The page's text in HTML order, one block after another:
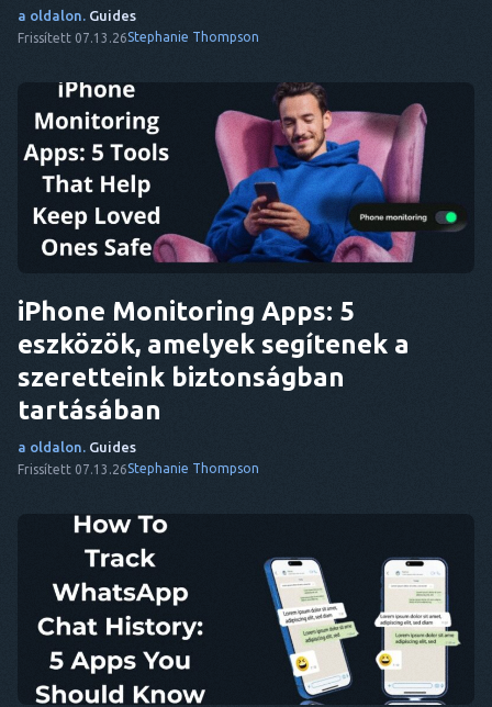
a oldalon. Guides
Frissített 07.13.26Stephanie Thompson
iPhone Monitoring Apps: 5
eszközök, amelyek segítenek a
szeretteink biztonságban
tartásában
a oldalon. Guides
Frissített 07.13.26Stephanie Thompson